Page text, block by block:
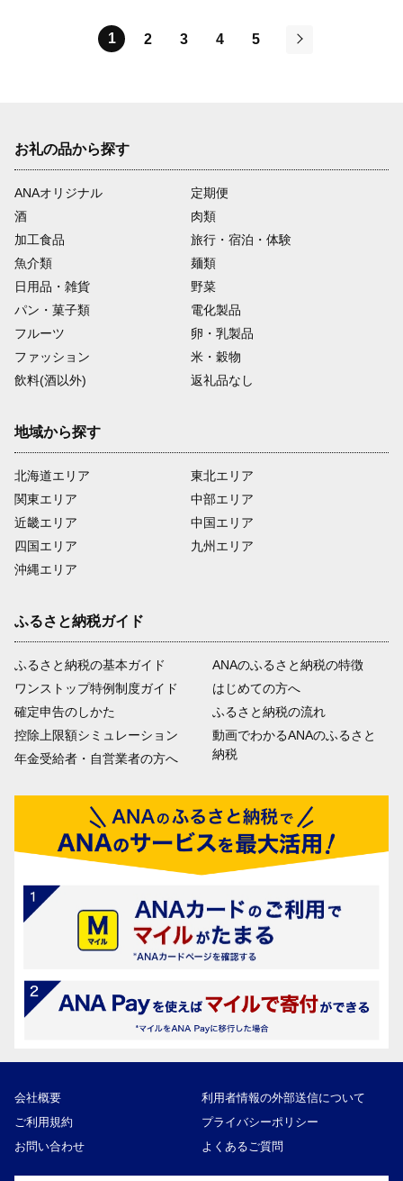
1 2 3 4
5
お礼の品から探す
ANAオリジナル
定期便
酒
肉類
加工食品
旅行・宿泊・体験
魚介類
麺類
日用品・雑貨
野菜
パン・菓子類
電化製品
フルーツ
卵・乳製品
ファッション
米・穀物
飲料(酒以外)
返礼品なし
地域から探す
北海道エリア
関東エリア
近畿エリア
四国エリア
沖縄エリア
東北エリア
中部エリア
中国エリア
九州エリア
ふるさと納税ガイド
ふるさと納税の基本ガイド
ワンストップ特例制度ガイド
確定申告のしかた
控除上限額シミュレーション
年金受給者・自営業者の方へ
ANAのふるさと納税の特徴
はじめての方へ
ふるさと納税の流れ
動画でわかるANAのふるさと
納税
会社概要
利用者情報の外部送信について
ご利用規約
プライバシーポリシー
お問い合わせ
よくあるご質問